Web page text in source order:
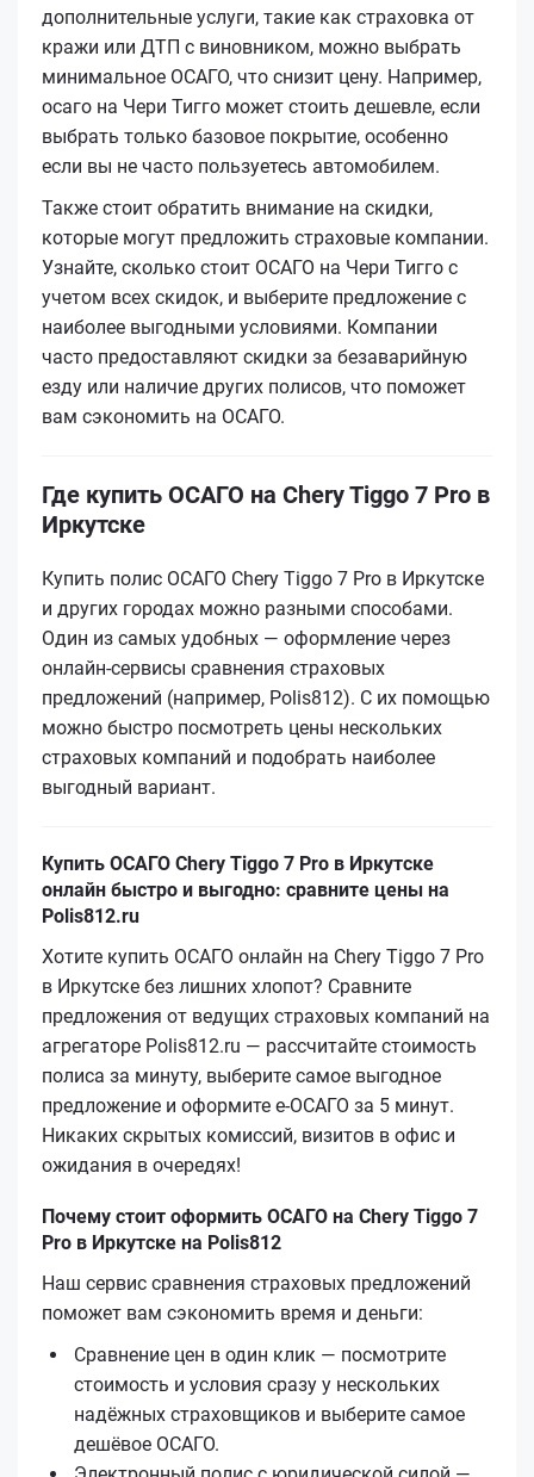
дополнительные услуги, такие как страховка от
кражи или ДТП с виновником, можно выбрать
минимальное ОСАГО, что снизит цену. Например,
осаго на Чери Тигго может стоить дешевле, если
выбрать только базовое покрытие, особенно
если вы не часто пользуетесь автомобилем.
Также стоит обратить внимание на скидки,
которые могут предложить страховые компании.
Узнайте, сколько стоит ОСАГО на Чери Тигго с
учетом всех скидок, и выберите предложение с
наиболее выгодными условиями. Компании
часто предоставляют скидки за безаварийную
езду или наличие других полисов, что поможет
вам сэкономить на ОСАГО.
Где купить ОСАГО на Chery Tiggo 7 Pro в
Иркутске
Купить полис ОСАГО Chery Tiggo 7 Pro в Иркутске
и других городах можно разными способами.
Один из самых удобных — оформление через
онлайн-сервисы сравнения страховых
предложений (например, Polis812). С их помощью
можно быстро посмотреть цены нескольких
страховых компаний и подобрать наиболее
выгодный вариант.
Купить ОСАГО Chery Tiggo 7 Pro в Иркутске
онлайн быстро и выгодно: сравните цены на
Polis812.ru
Хотите купить ОСАГО онлайн на Chery Tiggo 7 Pro
в Иркутске без лишних хлопот? Сравните
предложения от ведущих страховых компаний на
агрегаторе Polis812.ru — рассчитайте стоимость
полиса за минуту, выберите самое выгодное
предложение и оформите е‑ОСАГО за 5 минут.
Никаких скрытых комиссий, визитов в офис и
ожидания в очередях!
Почему стоит оформить ОСАГО на Chery Tiggo 7
Pro в Иркутске на Polis812
Наш сервис сравнения страховых предложений
поможет вам сэкономить время и деньги:
Сравнение цен в один клик — посмотрите
стоимость и условия сразу у нескольких
надёжных страховщиков и выберите самое
дешёвое ОСАГО.